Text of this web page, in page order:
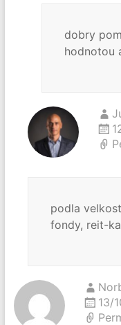
dobry
hodnotou
podla
fondy, reit-
13/